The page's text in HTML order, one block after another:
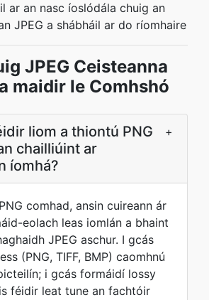
ar an nasc íoslódála chuig an
JPEG a shábháil ar do ríomhaire
JPEG Ceisteanna
maidir le Comhshó
liom a thiontú PNG
chailliúint ar
íomhá?
+
comhad, ansin cuireann ár
eolach leas iomlán a bhaint
JPEG aschur. I gcás
(PNG, TIFF, BMP) caomhnú
i gcás formáidí lossy
féidir leat tune an fachtóir